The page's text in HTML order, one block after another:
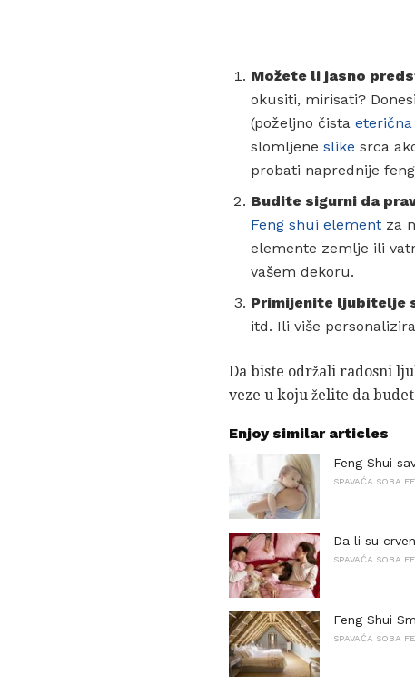
Možete li jasno
okusiti, mirisati?
(poželjno čista
slomljene slike srca
probati naprednije
Budite sigurni da
Feng shui element za
elemente zemlje ili
vašem dekoru.
Primijenite ljubitelje
itd. Ili više
Da biste održali radosni
veze u koju želite da
Enjoy similar articles
Feng Shui
SPAVAĆA SOBA
Da li su
SPAVAĆA SOBA
Feng Shui
SPAVAĆA SOBA